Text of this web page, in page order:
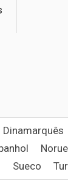
Dinamarquês
Sueco